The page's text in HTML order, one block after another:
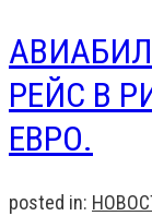
РЕЙС В
ЕВРО.
posted in: